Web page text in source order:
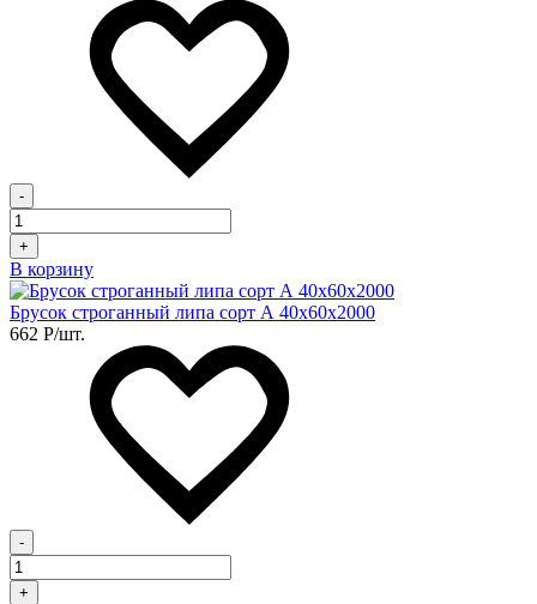
-
+
В корзину
Брусок строганный липа сорт А 40х60х2000
662 Р/шт.
-
+